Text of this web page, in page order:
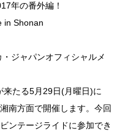
年の番外編！
in Shonan
・ジャパンオフィシャルメ
たる5月29日(月曜日)に
南方面で開催します。今回
ンテージライドに参加でき